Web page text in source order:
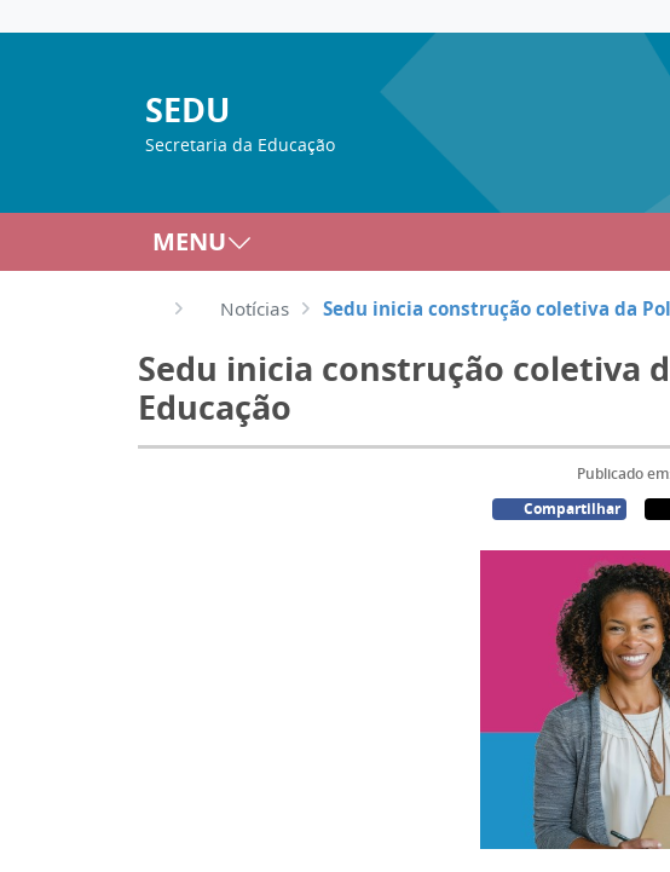
SEDU
Secretaria da Educação
MENU
Notícias Sedu inicia construção coletiva da
Sedu inicia construção coletiva
Educação
Publicado
Compartilhar